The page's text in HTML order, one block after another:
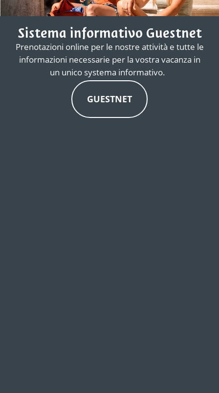
Sistema informativo Guestnet
Prenotazioni online per le nostre attività e tutte le
informazioni necessarie per la vostra vacanza in
un unico systema informativo.
GUESTNET